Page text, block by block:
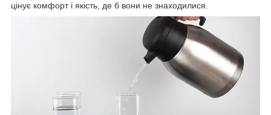
цінує комфорт і якість, де б вони не знаходилися.